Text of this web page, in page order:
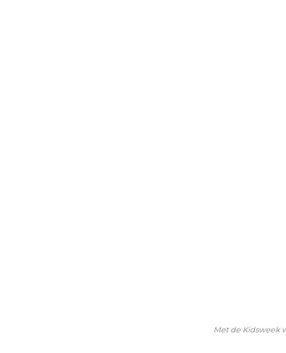
Met de Kidsweek